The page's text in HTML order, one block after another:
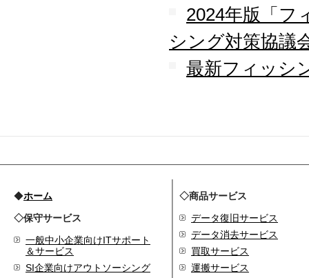
2024年版「フ
シング対策協議
最新フィッシ
◆ホーム
◇保守サービス
一般中小企業向けITサポート
＆サービス
SI企業向けアウトソーシング
◇商品サービス
データ復旧サービス
データ消去サービス
買取サービス
運搬サービス